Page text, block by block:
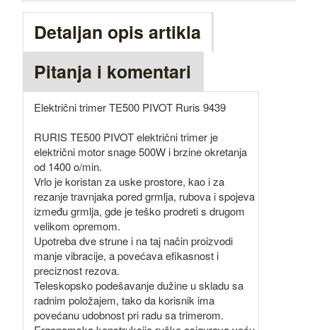
Detaljan opis artikla
Pitanja i komentari
Električni trimer TE500 PIVOT Ruris 9439
RURIS TE500 PIVOT električni trimer je
električni motor snage 500W i brzine okretanja
od 1400 o/min.
Vrlo je koristan za uske prostore, kao i za
rezanje travnjaka pored grmlja, rubova i spojeva
između grmlja, gde je teško prodreti s drugom
velikom opremom.
Upotreba dve strune i na taj način proizvodi
manje vibracije, a povećava efikasnost i
preciznost rezova.
Teleskopsko podešavanje dužine u skladu sa
radnim položajem, tako da korisnik ima
povećanu udobnost pri radu sa trimerom.